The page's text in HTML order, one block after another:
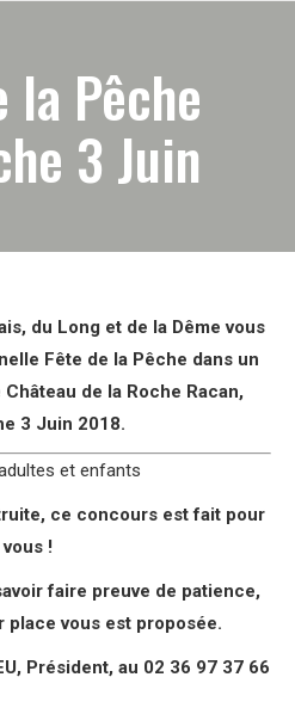
la Pêche
3 Juin
du Long et de la Dême vous
Fête de la Pêche dans un
de la Roche Racan,
3 Juin 2018.
et enfants
ce concours est fait pour
vous !
faire preuve de patience,
place vous est proposée.
Président, au 02 36 97 37 66